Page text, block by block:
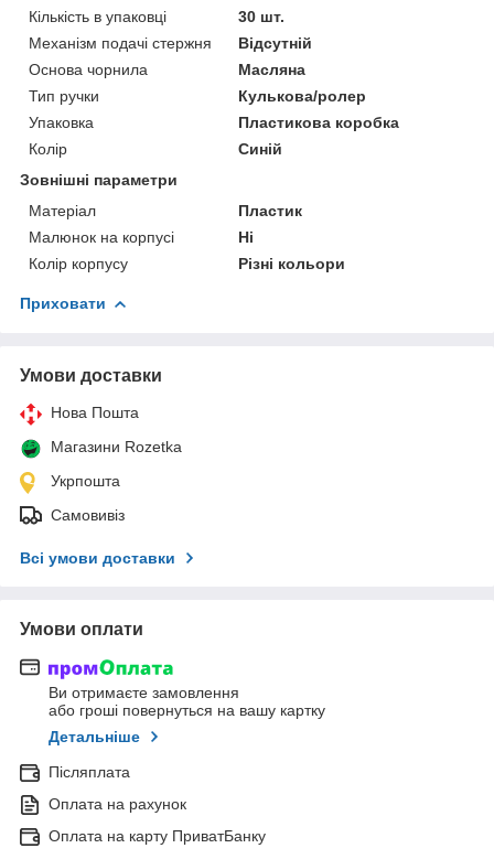
Кількість в упаковці
30 шт.
Механізм подачі стержня
Відсутній
Основа чорнила
Масляна
Тип ручки
Кулькова/ролер
Упаковка
Пластикова коробка
Колір
Синій
Зовнішні параметри
Матеріал
Пластик
Малюнок на корпусі
Ні
Колір корпусу
Різні кольори
Приховати
Умови доставки
Нова Пошта
Магазини Rozetka
Укрпошта
Самовивіз
Всі умови доставки
Умови оплати
Ви отримаєте замовлення
або гроші повернуться на вашу картку
Детальніше
Післяплата
Оплата на рахунок
Оплата на карту ПриватБанку